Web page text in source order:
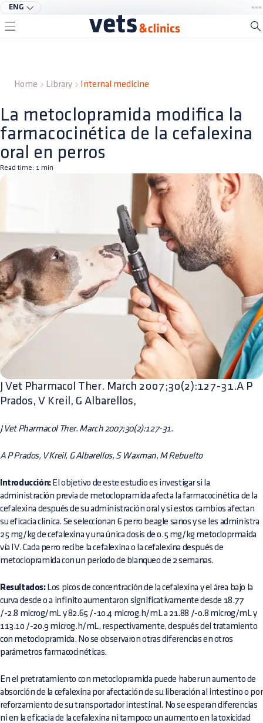
ENG
Home Library Internal medicine
La metoclopramida modifica la
farmacocinética de la cefalexina
oral en perros
Read time: 1 min
J Vet Pharmacol Ther. March 2007;30(2):127-31.A P
Prados, V Kreil, G Albarellos,
J Vet Pharmacol Ther. March 2007;30(2):127-31.
A P Prados, V Kreil, G Albarellos, S Waxman, M Rebuelto
Introducción:El objetivo de este estudio es investigar si la
administración previa de metoclopramida afecta la farmacocinética de la
cefalexina después de su administración oral y si estos cambios afectan
su eficacia clínica. Se seleccionan 6 perro beagle sanos y se les administra
25 mg/kg de cefalexina y una única dosis de 0.5 mg/kg metocloprmaida
vía IV. Cada perro recibe la cefalexina o la cefalexina después de
metoclopramida con un periodo de blanqueo de 2 semanas.
Resultados:Los picos de concentración de la cefalexina y el área bajo la
curva desde 0 a infinito aumentaron significativamente desde 18.77
/-2.8 microg/mL y 82.65 /-10.4 microg.h/mL a 21.88 /-0.8 microg/mL y
113.10 /-20.9 microg.h/mL, respectivamente, después del tratamiento
con metoclopramida. No se observaron otras diferencias en otros
parámetros farmacocinéticas.
En el pretratamiento con metoclopramida puede haber un aumento de
absorción de la cefalexina por afectación de su liberación al intestino o por
reforzamiento de su transportador intestinal. No se esperan diferencias
ni en la eficacia de la cefalexina ni tampoco un aumento en la toxicidad